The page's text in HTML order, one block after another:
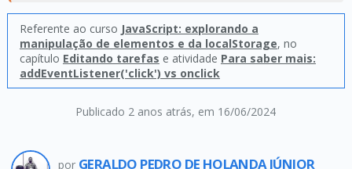
Publicado 2 anos atrás, em 16/06/2024
Referente ao curso JavaScript: explorando a
manipulação de elementos e da localStorage, no
capítulo Editando tarefas e atividade Para saber mais:
addEventListener('click') vs onclick
por GERALDO PEDRO DE HOLANDA JÚNIOR